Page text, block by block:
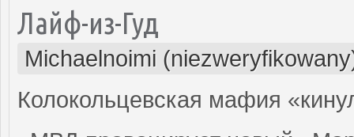
Лайф-из-Гуд
Michaelnoimi
Колокольцевская мафия